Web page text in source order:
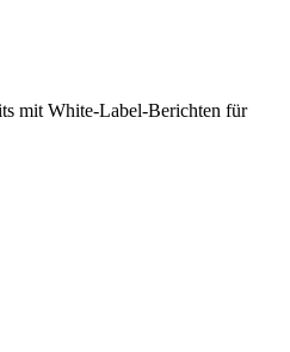
mit White-Label-Berichten für